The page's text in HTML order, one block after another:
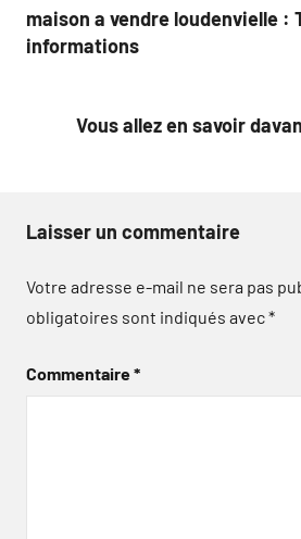
de
maison a vendre loudenvielle :
informations
Vous allez en savoir
Laisser un commentaire
Votre adresse e-mail ne sera pas
obligatoires sont indiqués avec*
Commentaire*